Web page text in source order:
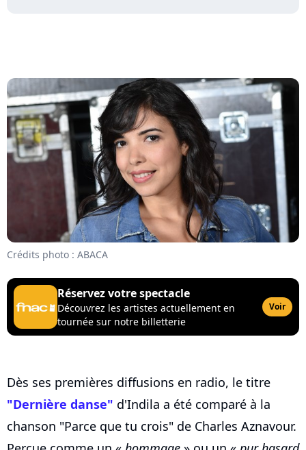
Crédits photo : ABACA
Réservez votre spectacle
Découvrez les artistes actuellement en
tournée sur notre billetterie
Voir
Dès ses premières diffusions en radio, le titre
"Dernière danse" d'Indila a été comparé à la
chanson "Parce que tu crois" de Charles Aznavour.